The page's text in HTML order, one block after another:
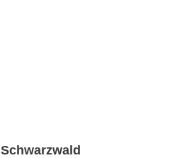
Schwarzwald